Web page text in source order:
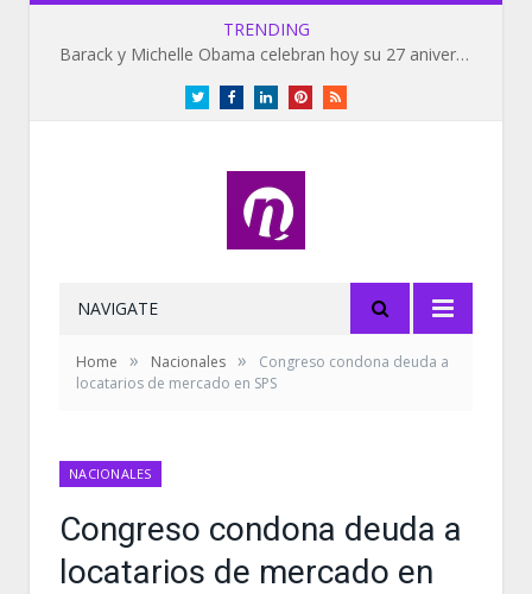
TRENDING
Barack y Michelle Obama celebran hoy su 27 aniversario de bodas
TwitterFacebookLinkedInPinterestRSS
NAVIGATE
Home » Nacionales »
Congreso condona deuda a
locatarios de mercado en SPS
NACIONALES
Congreso condona deuda a
locatarios de mercado en